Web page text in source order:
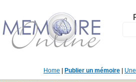
Home Publier un mémoire